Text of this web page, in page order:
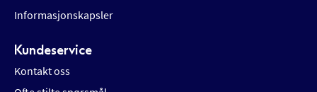
Informasjonskapsler
Kundeservice
Kontakt oss